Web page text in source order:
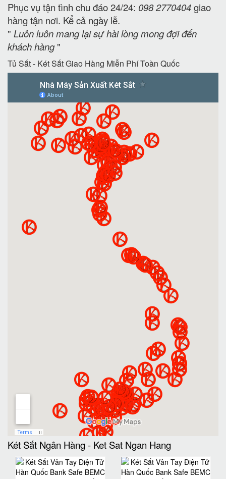
Phục vụ tận tình chu đáo 24/24: 098 2770404giao
hàng tận nơi. Kể cả ngày lễ.
" Luôn luôn mang lại sự hài lòng mong đợi đến
khách hàng"
Tủ Sắt - Két Sắt Giao Hàng Miễn Phí Toàn Quốc
Két Sắt Ngân Hàng- Ket Sat Ngan Hang